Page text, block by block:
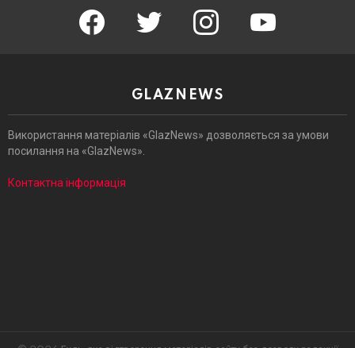
facebook twitter instagram youtube
GLAZNEWS
Використання матеріалів «GlazNews» дозволяється за умови
посилання на «GlazNews».
Контактна інформація